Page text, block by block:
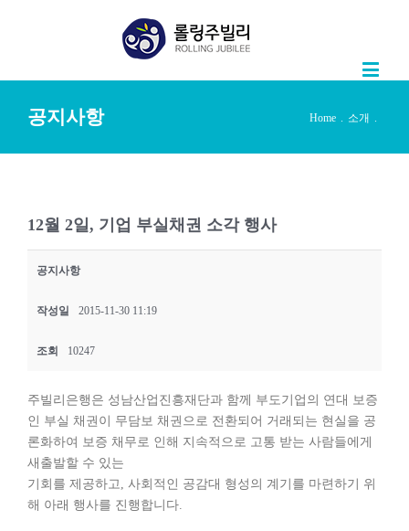
공지사항 Home 소개
12월 2일, 기업 부실채권 소각 행사
공지사항
작성일 2015-11-30 11:19
조회 10247
주빌리은행은 성남산업진흥재단과 함께 부도기업의 연대 보증
인 부실 채권이 무담보 채권으로 전환되어 거래되는 현실을 공
론화하여 보증 채무로 인해 지속적으로 고통 받는 사람들에게
새출발할 수 있는
기회를 제공하고, 사회적인 공감대 형성의 계기를 마련하기 위
해 아래 행사를 진행합니다.